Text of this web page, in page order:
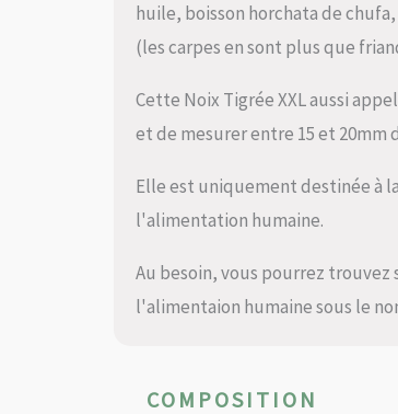
huile, boisson horchata de
(les carpes en sont plus que
Cette Noix Tigrée XXL aussi
et de mesurer entre 15 et 20mm
Elle est uniquement destinée à
l'alimentation humaine.
Au besoin, vous pourrez
l'alimentaion humaine sous le
COMPOSITION